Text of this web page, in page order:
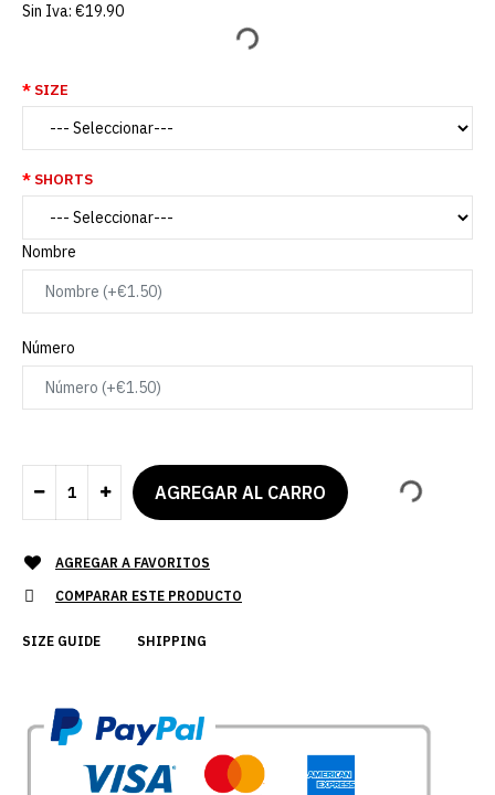
Sin Iva: €19.90
SIZE
SHORTS
Nombre
Número
AGREGAR A FAVORITOS
COMPARAR ESTE PRODUCTO
SIZE GUIDE SHIPPING